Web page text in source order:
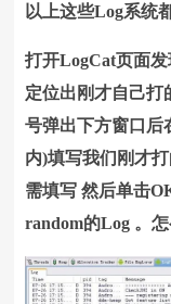
以上这些Log系统
打开LogCat页面
定位出刚才自己打
号弹出下方窗口后
内)填写我们刚才
需填写 然后单击
random的Log 。